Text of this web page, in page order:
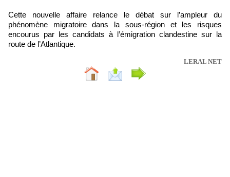
Cette nouvelle affaire relance le débat sur l’ampleur du
phénomène migratoire dans la sous-région et les risques
encourus par les candidats à l’émigration clandestine sur la
route de l’Atlantique.
LERAL NET